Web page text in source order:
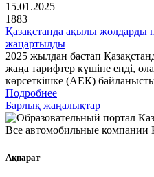
15.01.2025
1883
Қазақстанда ақылы жолдарды
жаңартылды
2025 жылдан бастап
жаңа тарифтер күшіне енді,
көрсеткішке (АЕК)
Подробнее
Барлық жаңалықтар
Все автомобильные компании
Ақпарат